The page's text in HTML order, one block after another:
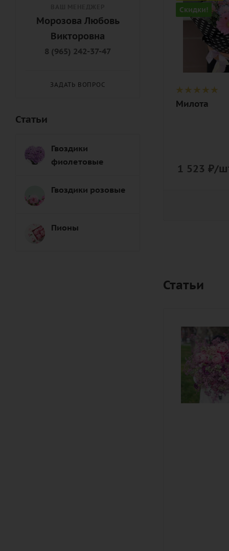
Скидки!
Описание
гербера
макси,
хризантема
кустовая,
упаковка
Милота
1 523 ₽/
Статьи
Морозова Любовь
Викторовна
8 (965) 242-37-47
ЗАДАТЬ ВОПРОС
Статьи
Гвоздики
фиолетовые
Гвоздики розовые
Пионы